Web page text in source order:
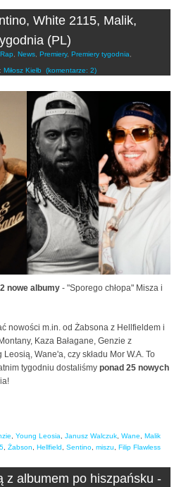
White 2115, Malik,
(PL)
News Premiery, Premiery tygodnia
Miłosz Kiełb (komentarze: 2)
2 nowe albumy - "Sporego chłopa" Misza i
nowości m.in. od Żabsona z Hellfieldem i
Kaza Bałagane, Genzie z
Wane'a, czy składu Mor W.A. To
tygodniu dostaliśmy ponad 25 nowych
Young Leosia Janusz Walczuk Wane
Malik
Żabson Hellfield Sentino miszu Filip Flawless
z albumem po hiszpańsku -